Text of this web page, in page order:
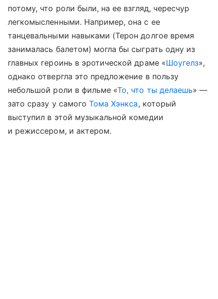
потому, что роли были, на ее взгляд, чересчур
легкомысленными. Например, она с ее
танцевальными навыками (Терон долгое время
занималась балетом) могла бы сыграть одну из
главных героинь в эротической драме «Шоугелз»,
однако отвергла это предложение в пользу
небольшой роли в фильме «То, что ты делаешь» —
зато сразу у самого Тома Хэнкса, который
выступил в этой музыкальной комедии
и режиссером, и актером.